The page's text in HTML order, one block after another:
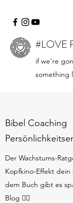
#LOVE
if we're
something
Bibel Coaching
Der Wachstums-
Kopfkino-Effekt
dem Buch gibt es
Blog 👇🏻